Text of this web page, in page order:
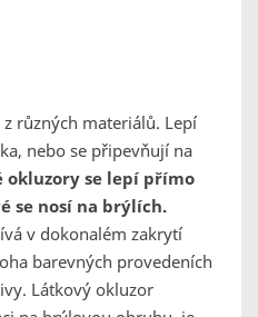
různých materiálů. Lepí
nebo se připevňují na
okluzory se lepí přímo
se nosí na brýlích.
v dokonalém zakrytí
barevných provedeních
Látkový okluzor